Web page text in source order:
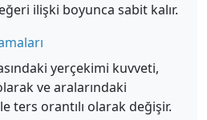
ilişki boyunca sabit kalır.
yerçekimi kuvveti,
ve aralarındaki
ters orantılı olarak değişir.